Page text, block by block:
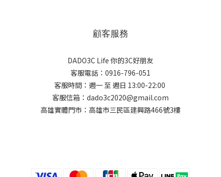
顧客服務
DADO3C Life 你的3C好朋友
客服電話：0916-796-051
客服時間：週一 至 週日 13:00-22:00
客服信箱：dado3c2020@gmail.com
高雄實體門市：高雄市三民區建興路466號3樓